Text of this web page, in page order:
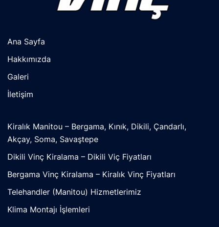
Ana Sayfa
Hakkımızda
Galeri
İletişim
Kiralık Manitou – Bergama, Kınık, Dikili, Çandarlı,
Akçay, Soma, Savaştepe
Dikili Vinç Kiralama – Dikili Viç Fiyatları
Bergama Vinç Kiralama – Kiralık Vinç Fiyatları
Telehandler (Manitou) Hizmetlerimiz
Klima Montajı İşlemleri